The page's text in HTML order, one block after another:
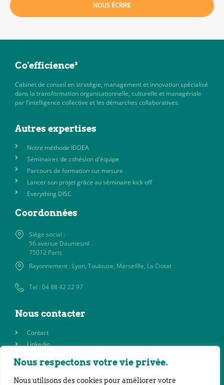
Nous respectons votre vie privée.
Nous utilisons des cookies pour améliorer votre
NOUS ÉCRIRE
Co'efficience³
Cabinet de conseil en stratégie, management et innovation spécialisé
dans la transformation organisationnelle, culturelle et managériale
par l’intelligence collective et les démarches collaboratives.
Autres expertises
Notre méthode IDDEA
Séminaires de cohésion d'équipe
Parcours de formation sur mesure
Lancer son projet grâce au séminaire kick off
Everything DISC
Coordonnées
Siège social :
56 avenue Daumesnil
75012 Paris
Rayonnement : Lyon, Toulouse, Marseillle, La Ciotat
Tel : 04 88 42 22 97
Nous contacter
Contact
Linkedin
Pages légales
Mentions Légales